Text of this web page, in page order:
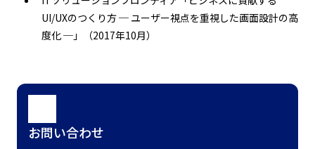
UI/UXのつくり方 ─ ユーザー視点を重視した画面設計の高
度化 ─」（2017年10月）
お問い合わせ